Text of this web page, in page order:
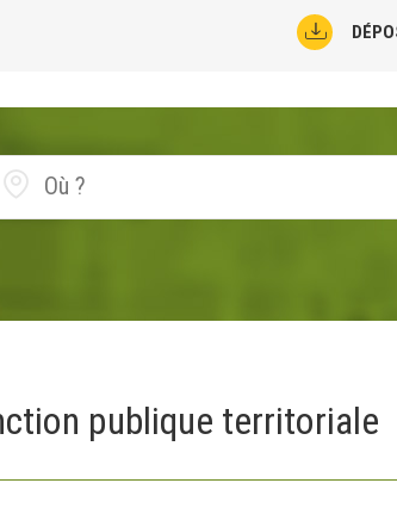
publique territoriale